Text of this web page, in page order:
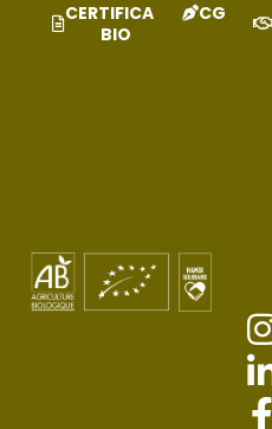
CERTIFICAT
BIO
CGV